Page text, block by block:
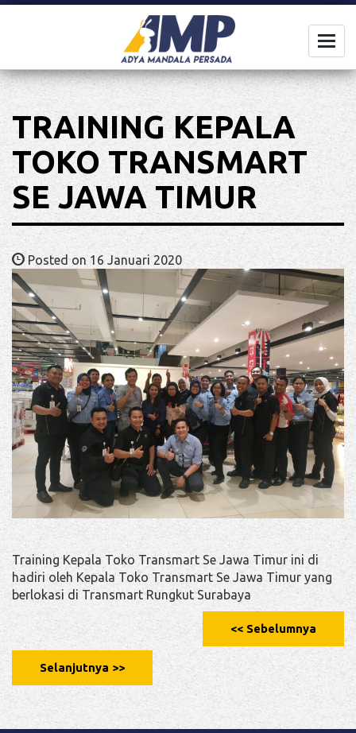
TRAINING KEPALA
TOKO TRANSMART
SE JAWA TIMUR
Posted on 16 Januari 2020
Training Kepala Toko Transmart Se Jawa Timur ini di
hadiri oleh Kepala Toko Transmart Se Jawa Timur yang
berlokasi di Transmart Rungkut Surabaya
<< Sebelumnya
Selanjutnya >>